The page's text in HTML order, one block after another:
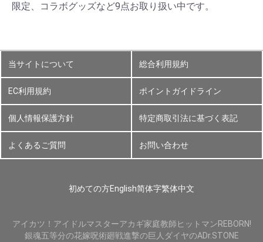
限定、コラボグッズなど9点お取り扱い中です。
当サイトについて 総合利用規約
EC利用規約 ポイントガイドライン
個人情報保護方針 特定商取引法に基づく表記
よくあるご質問 お問い合わせ
初めての方English简体字繁体中文
アイカツ！ アイドルマスターアカギ家庭教師ヒットマンREBORN!
銀魂五等分の花嫁呪術廻戦進撃の巨人 ダイヤのADr.STONE